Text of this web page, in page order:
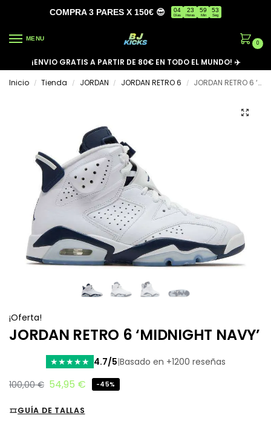
COMPRA 3 PARES X 150€ 😎 04
Días
23
Horas
59
Min
53
Seg
MENU
0
¡ENVIO GRATIS A PARTIR DE 80€ EN TODO EL MUNDO! ✈️
Inicio
/ Tienda / JORDAN / JORDAN RETRO 6 / JORDAN RETRO 6 ‘MIDNIGHT NAVY’
¡Oferta!
JORDAN RETRO 6 ‘MIDNIGHT NAVY’
★★★★★ 4.7/5|Basado en +1200 reseñas
100,00€ 54,95 € -45%
GUÍA DE TALLAS